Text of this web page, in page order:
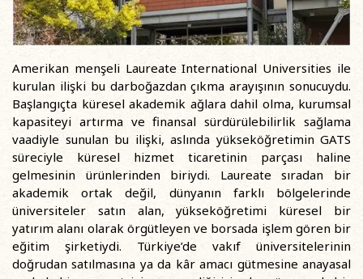
Amerikan menşeli Laureate International Universities ile
kurulan ilişki bu darboğazdan çıkma arayışının sonucuydu.
Başlangıçta küresel akademik ağlara dahil olma, kurumsal
kapasiteyi artırma ve finansal sürdürülebilirlik sağlama
vaadiyle sunulan bu ilişki, aslında yükseköğretimin GATS
süreciyle küresel hizmet ticaretinin parçası haline
gelmesinin ürünlerinden biriydi. Laureate sıradan bir
akademik ortak değil, dünyanın farklı bölgelerinde
üniversiteler satın alan, yükseköğretimi küresel bir
yatırım alanı olarak örgütleyen ve borsada işlem gören bir
eğitim şirketiydi. Türkiye’de vakıf üniversitelerinin
doğrudan satılmasına ya da kâr amacı gütmesine anayasal